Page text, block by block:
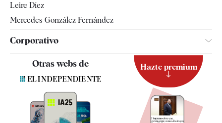
Leire Díez
Mercedes González Fernández
Corporativo
Contacto
Quiénes somos
Otras webs de Hazte premium